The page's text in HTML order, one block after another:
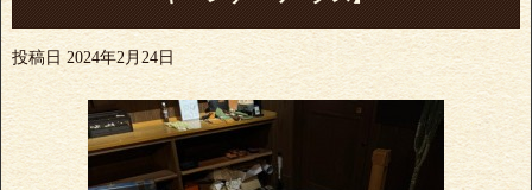
投稿日 2024年2月24日